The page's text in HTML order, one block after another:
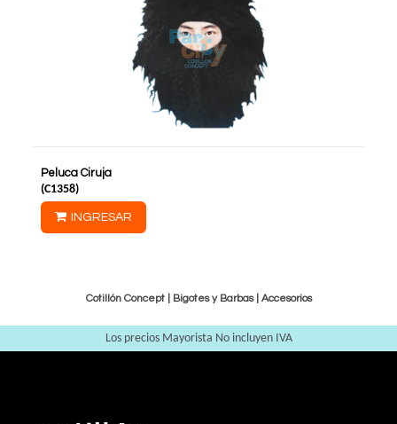
Peluca Ciruja
(C1358)
INGRESAR
Cotillón Concept | Bigotes y Barbas| Accesorios
Los precios Mayorista No incluyen IVA